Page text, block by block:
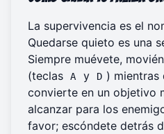
La supervivencia es el
Quedarse quieto es una
Siempre muévete,
(teclas
A y D ) mientras
convierte en un objetivo
alcanzar para los
favor; escóndete detrás